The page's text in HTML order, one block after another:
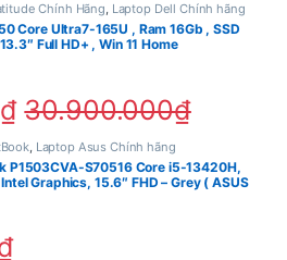
được đánh giá rất hợp lý trong
hiện nay.
Full HD hiển thị
lớn của Dell 15 DC15250
Chính Hãng, Laptop Dell Chính hãng
Core Ultra7-165U , Ram 16Gb , SSD
Full HD+ , Win 11 Home
₫ 30.900.000₫
, Laptop Asus Chính hãng
P1503CVA-S70516 Core i5-13420H,
Graphics, 15.6″ FHD – Grey ( ASUS